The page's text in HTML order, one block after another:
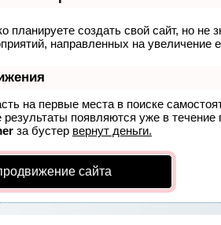
планируете создать свой сайт, но не
направленных на увеличение
на первые места в поиске
результаты появляются уже в
за бустер вернут деньги.
сайта